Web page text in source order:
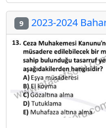
9 2023-2024